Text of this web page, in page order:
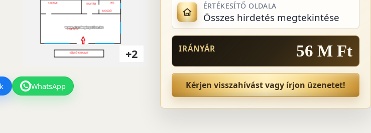
+2
WhatsApp
ÉRTÉKESÍTŐ OLDALA
Összes hirdetés megtekintése
IRÁNYÁR 56 M Ft
Kérjen visszahívást vagy írjon üzenetet!